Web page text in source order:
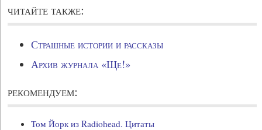
читайте также:
Страшные истории и рассказы
Архив журнала «Ще!»
рекомендуем:
Том Йорк из Radiohead. Цитаты